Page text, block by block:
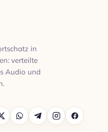
in
verteilte
Audio und